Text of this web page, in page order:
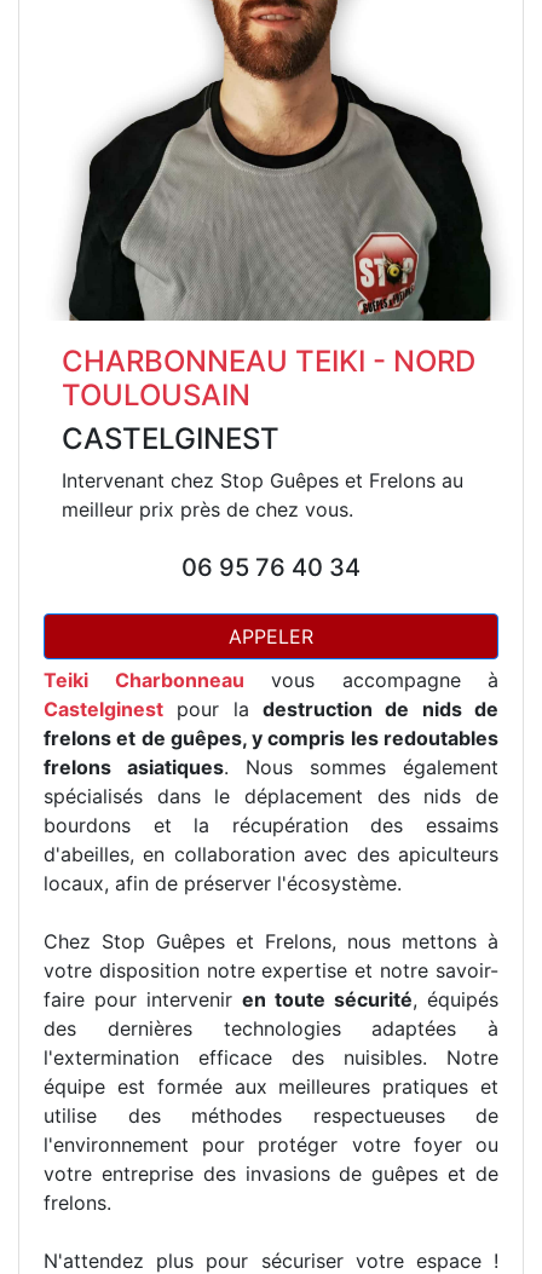
CHARBONNEAU TEIKI - NORD
TOULOUSAIN
CASTELGINEST
Intervenant chez Stop Guêpes et Frelons au
meilleur prix près de chez vous.
06 95 76 40 34
APPELER
Teiki Charbonneau vous accompagne à
Castelginest pour la destruction de nids de
frelons et de guêpes, y compris les redoutables
frelons asiatiques. Nous sommes également
spécialisés dans le déplacement des nids de
bourdons et la récupération des essaims
d'abeilles, en collaboration avec des apiculteurs
locaux, afin de préserver l'écosystème.
Chez Stop Guêpes et Frelons, nous mettons à
votre disposition notre expertise et notre savoir-
faire pour intervenir en toute sécurité, équipés
des dernières technologies adaptées à
l'extermination efficace des nuisibles. Notre
équipe est formée aux meilleures pratiques et
utilise des méthodes respectueuses de
l'environnement pour protéger votre foyer ou
votre entreprise des invasions de guêpes et de
frelons.
N'attendez plus pour sécuriser votre espace !